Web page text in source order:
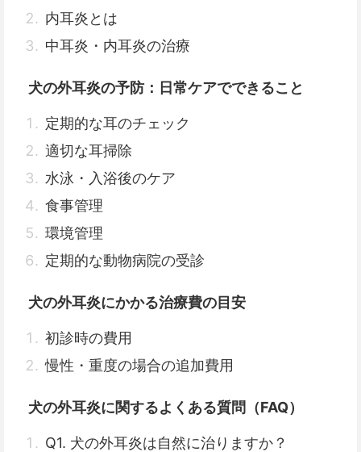
内耳炎とは
中耳炎・内耳炎の治療
犬の外耳炎の予防：日常ケアでできること
定期的な耳のチェック
適切な耳掃除
水泳・入浴後のケア
食事管理
環境管理
定期的な動物病院の受診
犬の外耳炎にかかる治療費の目安
初診時の費用
慢性・重度の場合の追加費用
犬の外耳炎に関するよくある質問（FAQ）
Q1. 犬の外耳炎は自然に治りますか？